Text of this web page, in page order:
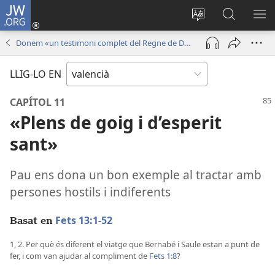
JW.ORG
Canviar
l'idioma
Iniciar
sessió
una
Busca
a
JW.ORG
Donem «un testimoni complet del Regne de Déu»
LLIG-LO EN
CAPÍTOL 11
«Plens de goig i d’esperit
sant»
Pau ens dona un bon exemple al tractar amb
persones hostils i indiferents
Basat en Fets 13:1-52
1, 2. Per què és diferent el viatge que Bernabé i Saule estan a punt de
fer, i com van ajudar al compliment de Fets 1:8?